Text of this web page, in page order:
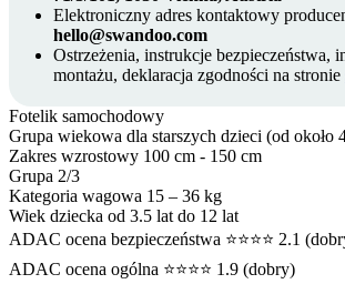
Elektroniczny adres kontaktowy
hello@swandoo.com
Ostrzeżenia, instrukcje bezpieczeństwa,
montażu, deklaracja zgodności na stronie
Fotelik samochodowy
Grupa wiekowa dla starszych dzieci (od około
Zakres wzrostowy 100 cm - 150 cm
Grupa 2/3
Kategoria wagowa 15 – 36 kg
Wiek dziecka od 3.5 lat do 12 lat
ADAC ocena bezpieczeństwa ⭐⭐⭐⭐ 2.1
ADAC ocena ogólna ⭐⭐⭐⭐ 1.9 (dobry)